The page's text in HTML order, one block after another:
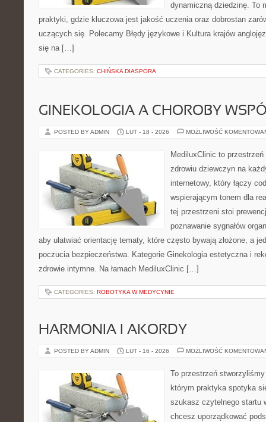
dynamiczną dziedzinę. To
praktyki, gdzie kluczowa jest jakość uczenia oraz dobrostan
uczących się. Polecamy Błędy językowe i Kultura krajów
się na […]
CATEGORIES: CHIŃSKA DIASPORA
GINEKOLOGIA A CHOROBY
POSTED BY ADMIN LUT - 18 - 2026 MOŻLIWOŚĆ
MediluxClinic to
zdrowiu dziewczyn na
internetowy, który łączy
wspierającym tonem dla
tej przestrzeni stoi
poznawanie sygnałów
aby ułatwiać orientację tematy, które często bywają złożone, a
poczucia bezpieczeństwa. Kategorie Ginekologia estetyczna i
zdrowie intymne. Na łamach MediluxClinic […]
CATEGORIES: ROBOTYKA W MEDYCYNIE
HARMONIA I AKORDY
POSTED BY ADMIN LUT - 16 - 2026 MOŻLIWOŚĆ
To przestrzeń
którym praktyka spotyka
szukasz czytelnego startu
chcesz uporządkować